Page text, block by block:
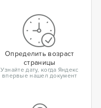
Определить возраст
страницы
Узнайте дату, когда Яндекс
впервые нашел документ